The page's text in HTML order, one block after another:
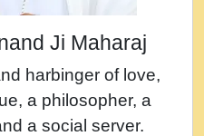
खट करम क !!!! मह दद
बगर Shri ravinandan
Ji Maharaj
harbinger of love,
a philosopher, a
a social server.